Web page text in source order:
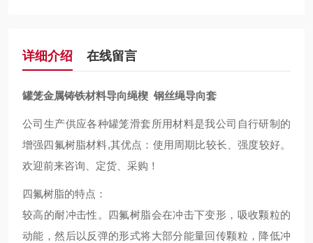
详细介绍 在线留言
罐笼金属铸铁材料导向绳楔 钢丝绳导向套
公司生产供应各种罐笼滑套所用材料是我公司自行研制的
增强四氟树脂材料,其优点： 使用周期比较长、强度较好。
欢迎前来咨询、定货、采购！
四氟树脂的特点：
较高的耐冲击性 。
四氟树脂会在冲击下变形，吸收颗粒的
动能，然后以反弹的形式将大部分能量回传颗粒，降低冲